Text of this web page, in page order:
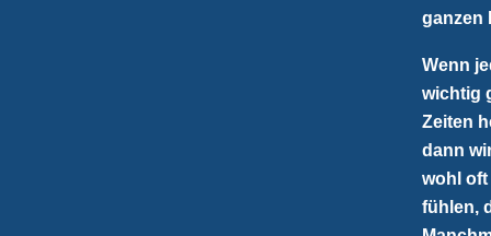
ganzen
Wenn
wichtig
Zeiten
dann
wohl
fühlen,